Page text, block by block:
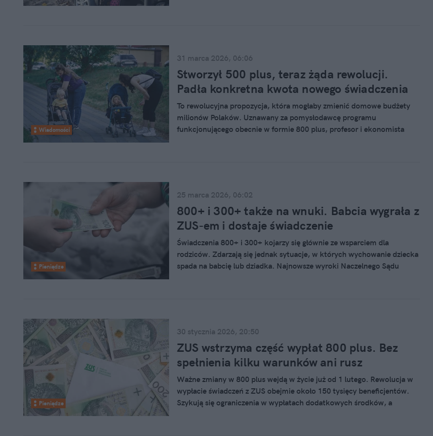
Wiadomości
31 marca 2026, 06:06
Stworzył 500 plus, teraz żąda rewolucji.
Padła konkretna kwota nowego świadczenia
To rewolucyjna propozycja, która mogłaby zmienić domowe budżety
milionów Polaków. Uznawany za pomysłodawcę programu
funkcjonującego obecnie w formie 800 plus, profesor i ekonomista
Pieniądze
25 marca 2026, 06:02
800+ i 300+ także na wnuki. Babcia wygrała z
ZUS-em i dostaje świadczenie
Świadczenia 800+ i 300+ kojarzy się głównie ze wsparciem dla
rodziców. Zdarzają się jednak sytuacje, w których wychowanie dziecka
spada na babcię lub dziadka. Najnowsze wyroki Naczelnego Sądu
Pieniądze
30 stycznia 2026, 20:50
ZUS wstrzyma część wypłat 800 plus. Bez
spełnienia kilku warunków ani rusz
Ważne zmiany w 800 plus wejdą w życie już od 1 lutego. Rewolucja w
wypłacie świadczeń z ZUS obejmie około 150 tysięcy beneficjentów.
Szykują się ograniczenia w wypłatach dodatkowych środków, a